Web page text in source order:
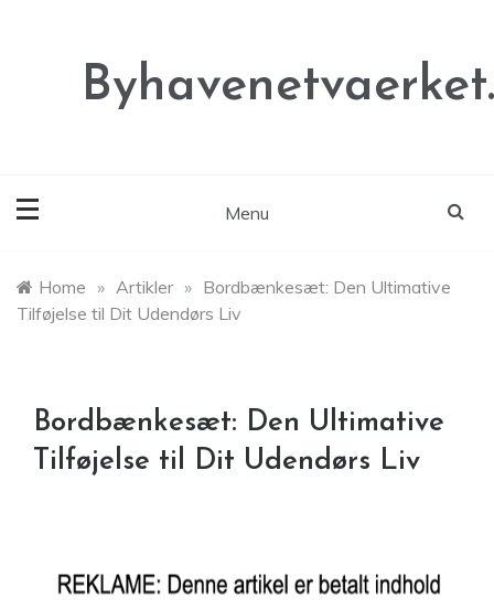
Menu
Home » Artikler » Bordbænkesæt: Den Ultimative
Tilføjelse til Dit Udendørs Liv
Bordbænkesæt: Den Ultimative
Tilføjelse til Dit Udendørs Liv